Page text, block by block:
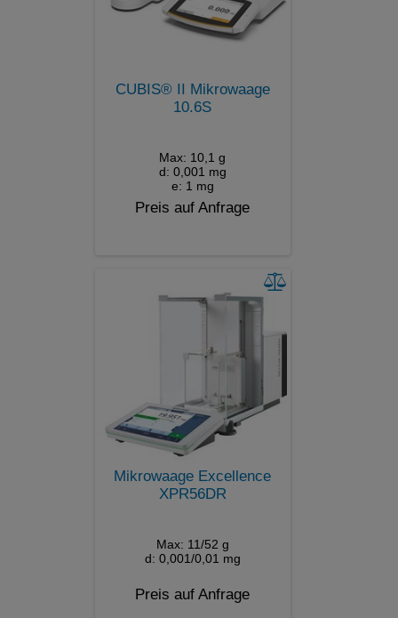
CUBIS® II Mikrowaage
10.6S
Max: 10,1 g
d: 0,001 mg
e: 1 mg
Preis auf Anfrage
Mikrowaage Excellence
XPR56DR
Max: 11/52 g
d: 0,001/0,01 mg
Preis auf Anfrage